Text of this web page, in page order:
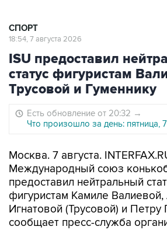
СПОРТ
18:54, 7 августа 2026
ISU предоставил
статус фигуристам
Трусовой и Гуменнику
Есть обновление от 20:32 →
Что произошло за день: пятница, 7
Москва. 7 августа.
Международный союз
предоставил нейтральный
фигуристам Камиле
Игнатовой (Трусовой) и Петру
сообщает пресс-служба